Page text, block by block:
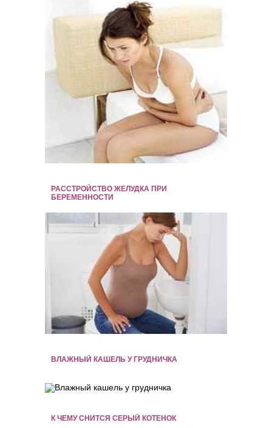
РАССТРОЙСТВО ЖЕЛУДКА ПРИ
БЕРЕМЕННОСТИ
ВЛАЖНЫЙ КАШЕЛЬ У ГРУДНИЧКА
К ЧЕМУ СНИТСЯ СЕРЫЙ КОТЕНОК